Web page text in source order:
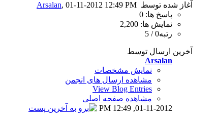
آغاز شده توسط Arsalan, 01-11-2012 12:49 PM
پاسخ ها: 0
نمایش ها: 2,200
رتبه0 / 5
آخرین ارسال توسط
Arsalan
نمایش مشخصات
مشاهده ارسال های انجمن
View Blog Entries
مشاهده صفحه اصلی
01-11-2012,
12:49 PM